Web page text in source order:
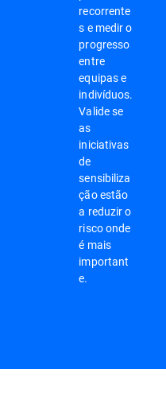
recorrente
s e medir o
progresso
entre
equipas e
indivíduos.
Valide se
as
iniciativas
de
sensibiliza
ção estão
a reduzir o
risco onde
é mais
important
e.